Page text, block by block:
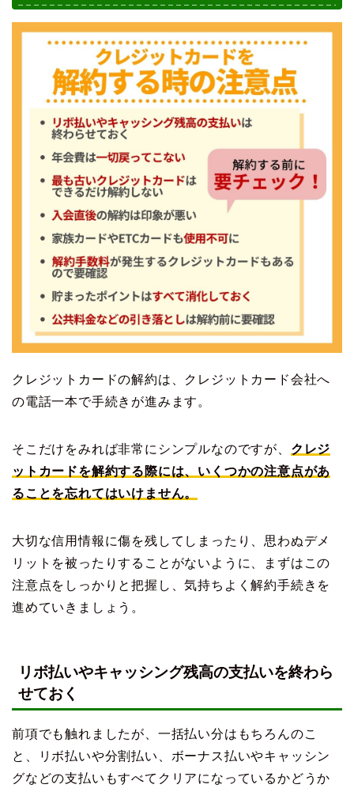
クレジットカードの解約は、クレジットカード会社へ
の電話一本で手続きが進みます。
そこだけをみれば非常にシンプルなのですが、 クレジ
ットカードを解約する際には、いくつかの注意点があ
ることを忘れてはいけません。
大切な信用情報に傷を残してしまったり、思わぬデメ
リットを被ったりすることがないように、まずはこの
注意点をしっかりと把握し、気持ちよく解約手続きを
進めていきましょう。
リボ払いやキャッシング残高の支払いを終わら
せておく
前項でも触れましたが、一括払い分はもちろんのこ
と、リボ払いや分割払い、ボーナス払いやキャッシン
グなどの支払いもすべてクリアになっているかどうか